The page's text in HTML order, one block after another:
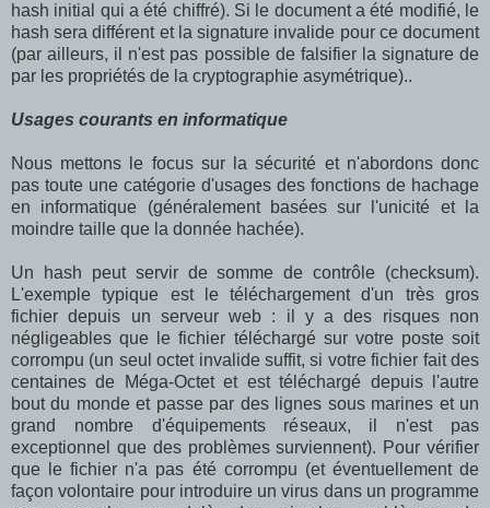
hash initial qui a été chiffré). Si le document a été modifié, le
hash sera différent et la signature invalide pour ce document
(par ailleurs, il n'est pas possible de falsifier la signature de
par les propriétés de la cryptographie asymétrique)..
Usages courants en informatique
Nous mettons le focus sur la sécurité et n'abordons donc
pas toute une catégorie d'usages des fonctions de hachage
en informatique (généralement basées sur l'unicité et la
moindre taille que la donnée hachée).
Un hash peut servir de somme de contrôle (checksum).
L'exemple typique est le téléchargement d'un très gros
fichier depuis un serveur web : il y a des risques non
négligeables que le fichier téléchargé sur votre poste soit
corrompu (un seul octet invalide suffit, si votre fichier fait des
centaines de Méga-Octet et est téléchargé depuis l'autre
bout du monde et passe par des lignes sous marines et un
grand nombre d'équipements réseaux, il n'est pas
exceptionnel que des problèmes surviennent). Pour vérifier
que le fichier n'a pas été corrompu (et éventuellement de
façon volontaire pour introduire un virus dans un programme